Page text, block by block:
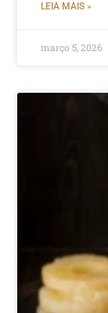
LEIA MAIS »
março 5, 2026